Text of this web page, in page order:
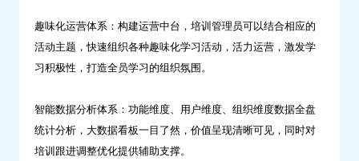
趣味化运营体系：构建运营中台，培训管理员可以结合相应的
活动主题，快速组织各种趣味化学习活动，活力运营，激发学
习积极性，打造全员学习的组织氛围。
智能数据分析体系：功能维度、用户维度、组织维度数据全盘
统计分析，大数据看板一目了然，价值呈现清晰可见，同时对
培训跟进调整优化提供辅助支撑。